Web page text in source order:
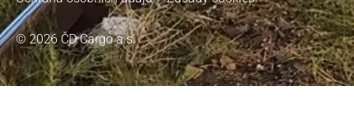
© 2026 ČD Cargo a.s.